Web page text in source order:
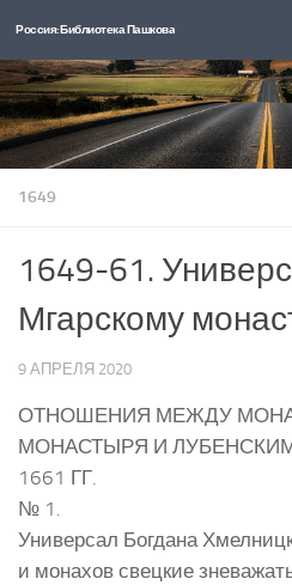
Перейти к содержимому
Россия: Библиотека Пашкова
1649
1649-61.
Мгарскому
9 АПРЕЛЯ 2020
ОТНОШЕНИЯ МЕЖДУ
МОНАСТЫРЯ И
1661 ГГ.
№ 1.
Универсал Богдана
и монахов свецкие